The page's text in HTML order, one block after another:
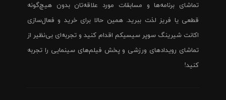
تماشای برنامه‌ها و مسابقات مورد علاقه‌تان بدون هیچ‌گونه
قطعی یا فریز لذت ببرید. همین حالا برای خرید و فعال‌سازی
اکانت شیرینگ سوپر سیسیکم اقدام کنید و تجربه‌ای بی‌نظیر از
تماشای رویدادهای ورزشی و پخش فیلم‌های سینمایی را تجربه
کنید!